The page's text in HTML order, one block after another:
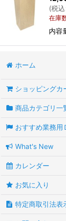
(税込
在庫
内容
ホーム
ショッピングカ
商品カテゴリ一
おすすめ業務用
What's New
カレンダー
お気に入り
特定商取引法表